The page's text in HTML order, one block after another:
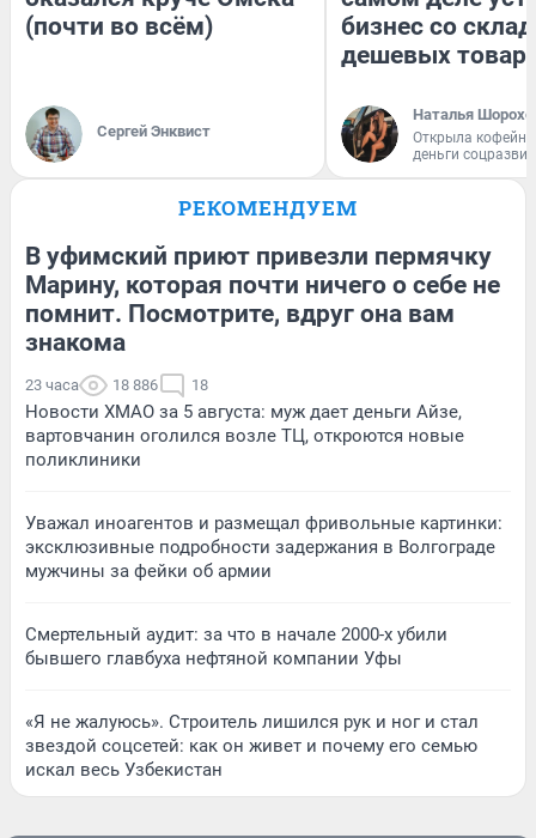
(почти во всём)
Сергей Энквист
бизнес со
дешевых
Наталья
Открыла
деньги
РЕКОМЕНДУЕМ
В уфимский приют привезли пермячку
Марину, которая почти ничего о себе не
помнит. Посмотрите, вдруг она вам
знакома
23 часа 18 886 18
Новости ХМАО за 5 августа: муж дает деньги Айзе,
вартовчанин оголился возле ТЦ, откроются новые
поликлиники
Уважал иноагентов и размещал фривольные картинки:
эксклюзивные подробности задержания в Волгограде
мужчины за фейки об армии
Смертельный аудит: за что в начале 2000-х убили
бывшего главбуха нефтяной компании Уфы
«Я не жалуюсь». Строитель лишился рук и ног и стал
звездой соцсетей: как он живет и почему его семью
искал весь Узбекистан